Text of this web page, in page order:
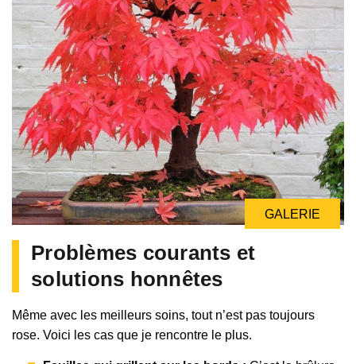
GALERIE
Problèmes courants et
solutions honnêtes
Même avec les meilleurs soins, tout n’est pas toujours
rose. Voici les cas que je rencontre le plus.